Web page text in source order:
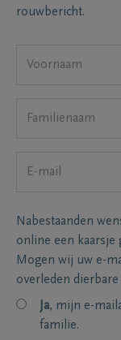
rouwbericht.
Nabestaanden
online een kaarsje
Mogen wij uw e-
overleden
Ja, mijn e-
familie.